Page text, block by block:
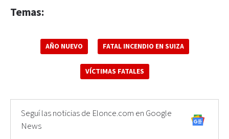
Temas:
AÑO NUEVO FATAL INCENDIO EN SUIZA
VÍCTIMAS FATALES
Seguí las noticias de Elonce.com en Google
News